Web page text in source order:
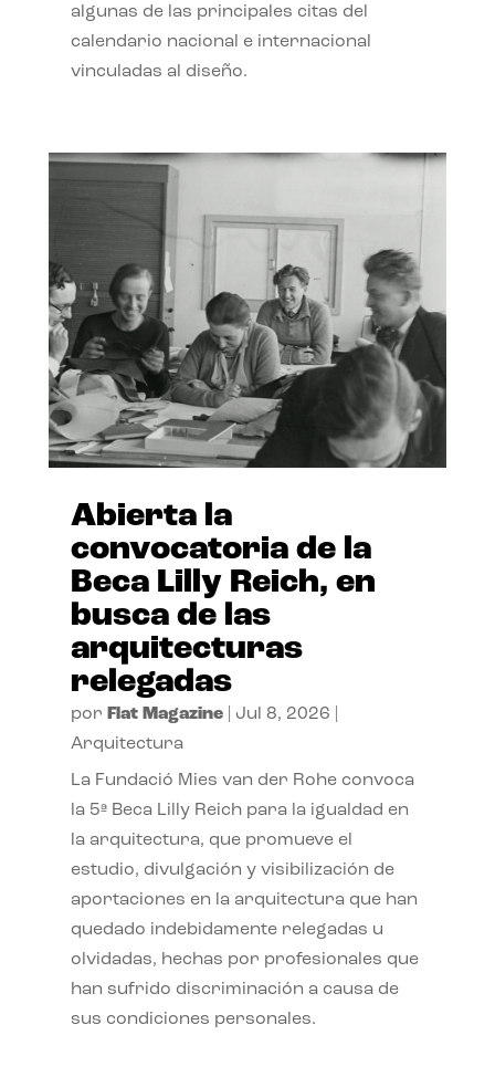
algunas de las principales citas del
calendario nacional e internacional
vinculadas al diseño.
Abierta la
convocatoria de la
Beca Lilly Reich, en
busca de las
arquitecturas
relegadas
por Flat Magazine| Jul 8, 2026
Arquitectura
La Fundació Mies van der Rohe convoca
la 5ª Beca Lilly Reich para la igualdad en
la arquitectura, que promueve el
estudio, divulgación y visibilización de
aportaciones en la arquitectura que han
quedado indebidamente relegadas u
olvidadas, hechas por profesionales que
han sufrido discriminación a causa de
sus condiciones personales.